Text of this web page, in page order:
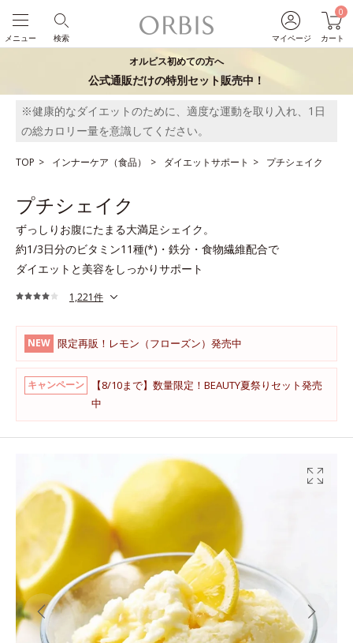
マイページ
0
カート
検索
メニュー
オルビス初めての方へ
公式通販だけの特別セット販売中！
※健康的なダイエットのために、適度な運動を取り入れ、1日
の総カロリー量を意識してください。
TOP インナーケア（食品） ダイエットサポート プチシェイク
プチシェイク
ずっしりお腹にたまる大満足シェイク。
約1/3日分のビタミン11種(*)・鉄分・食物繊維配合で
ダイエットと美容をしっかりサポート
1,221件
NEW 限定再販！レモン（フローズン）発売中
キャンペーン
【8/10まで】数量限定！BEAUTY夏祭りセット発売
中